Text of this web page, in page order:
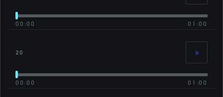
00:00 01:00
20
00:00 01:00